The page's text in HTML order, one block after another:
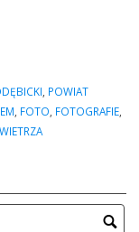
, POWIAT
, FOTO, FOTOGRAFIE,